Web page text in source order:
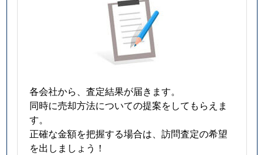
各会社から、査定結果が届きます。
同時に売却方法についての提案をしてもらえま
す。
正確な金額を把握する場合は、訪問査定の希望
を出しましょう！